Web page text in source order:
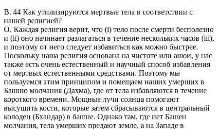
В. 44 Как утилизируются мертвые тела в соответствии с
нашей религией?
O. Каждая религия верит, что (i) тело после смерти бесполезно
и (ii) оно начинает разлагаться в течение нескольких часов (iii),
и поэтому от него следует избавиться как можно быстрее.
Поскольку наша религия основана на чистоте или ашои, у нас
также есть очень естественный и научный способ избавления
от мертвых естественными средствами. Поэтому мы
пользуемся этим принципом и помещаем наших умерших в
Башню молчания (Дахма), где от тела избавляются в течение
короткого времени. Мощные лучи солнца помогают
высушить кости, которые затем сбрасываются в центральный
колодец (Бхандар) в башне. Однако там, где нет Башен
молчания, тела умерших предают земле, а на Западе в